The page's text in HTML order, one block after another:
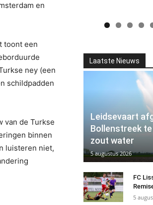
en
toont een
ney (een
schildpadden
van de Turkse
binnen
luisteren niet,
Laatste Nieuws
Leidsevaart
Bollenstreek
zout water
5 augustus 2026
FC
5